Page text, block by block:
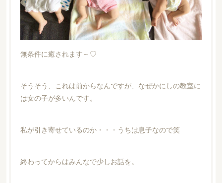
無条件に癒されます～♡
そうそう、これは前からなんですが、なぜかにしの教室に
は女の子が多いんです。
私が引き寄せているのか・・・うちは息子なので笑
終わってからはみんなで少しお話を。